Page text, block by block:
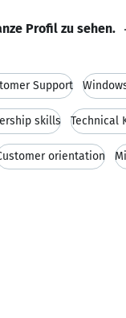
Profil zu sehen.
Support
skills Technical
orientation